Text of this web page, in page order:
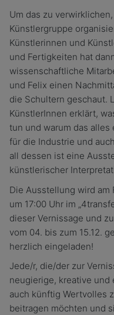
Um das zu
Künstlergruppe
Künstlerinnen und
und Fertigkeiten hat
wissenschaftliche
und Felix einen
die Schultern geschaut.
KünstlerInnen erklärt,
tun und warum das
für die Industrie und
all dessen ist eine
künstlerischer
Die Ausstellung wird am
um 17:00 Uhr im
dieser Vernissage und
vom 04. bis zum 15.12.
herzlich eingeladen!
Jede/r, die/der zur
neugierige, kreative
auch künftig Wertvolles
beitragen möchten und